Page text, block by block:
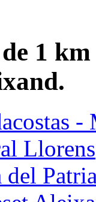
1
-
Llorens